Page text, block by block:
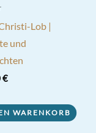
Lob |
und
€
WARENKORB